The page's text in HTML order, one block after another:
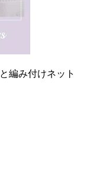
編み付けネット